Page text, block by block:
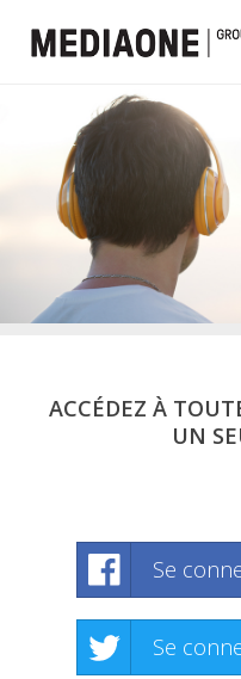
ACCÉDEZ À
UN
Se
Se